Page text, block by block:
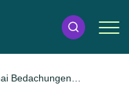
Bedachungen